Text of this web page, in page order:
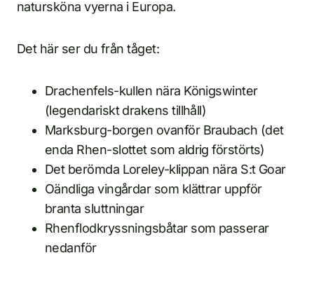
natursköna vyerna i Europa.
Det här ser du från tåget:
Drachenfels-kullen nära Königswinter
(legendariskt drakens tillhåll)
Marksburg-borgen ovanför Braubach (det
enda Rhen-slottet som aldrig förstörts)
Det berömda Loreley-klippan nära S:t Goar
Oändliga vingårdar som klättrar uppför
branta sluttningar
Rhenflodkryssningsbåtar som passerar
nedanför